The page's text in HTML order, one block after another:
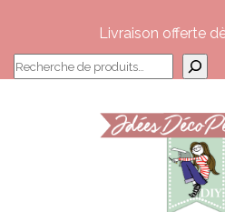
Livraison offerte